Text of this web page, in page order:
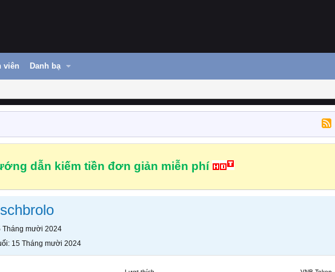
viên Danh bạ
dẫn kiếm tiền đơn giản miễn phí
Tháng mười 2024
15 Tháng mười 2024